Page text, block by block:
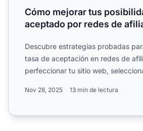
Cómo mejorar tus
aceptado por redes de
Descubre estrategias probadas
tasa de aceptación en redes de
perfeccionar tu sitio web,
Nov 28, 2025 13 min de lectura